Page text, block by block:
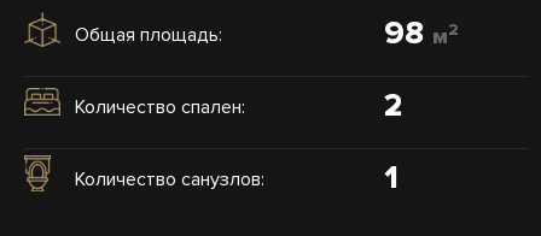
Общая площадь: 98 м2
Количество спален: 2
Количество санузлов: 1